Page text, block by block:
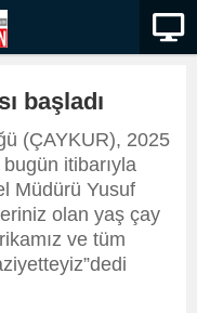
başladı
(ÇAYKUR), 2025
bugün itibarıyla
Müdürü Yusuf
olan yaş çay
ve tüm